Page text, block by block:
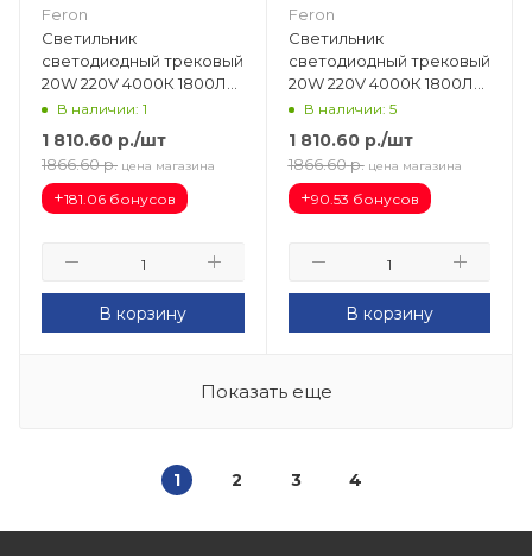
Feron
Светильник
светодиодный трековый
20W 220V 4000К 1800Лм
AL103 (черный) d86
126х178 29648
В наличии: 1
1 810.60 р./шт
1866.60 р. цена магазина
+181.06 бонусов
В корзину
Feron
Светильник
светодиодный трековый
20W 220V 4000К 1800Лм
AL103 (белый) d86 126х178
В наличии: 5
1 810.60р./шт
1866.60 р. цена магазина
+90.53 бонусов
В корзину
Показать еще
1 2 3 4